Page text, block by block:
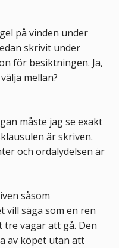
på vinden under
skrivit under
för besiktningen. Ja,
mellan?
måste jag se exakt
är skriven.
och ordalydelsen är
såsom
vill säga som en ren
vägar att gå. Den
av köpet utan att